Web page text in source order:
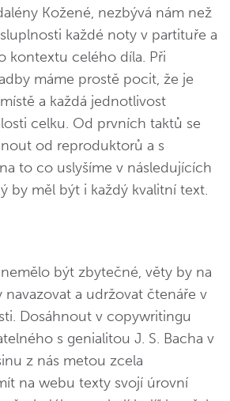
Kožené, nezbývá nám než
každé noty v partituře a
kontextu celého díla. Při
máme prostě pocit, že je
a každá jednotlivost
celku. Od prvních taktů se
od reproduktorů a s
to co uslyšíme v následujících
by měl být i každý kvalitní text.
být zbytečné, věty by na
navazovat a udržovat čtenáře v
Dosáhnout v copywritingu
s genialitou J. S. Bacha v
z nás metou zcela
na webu texty svojí úrovní